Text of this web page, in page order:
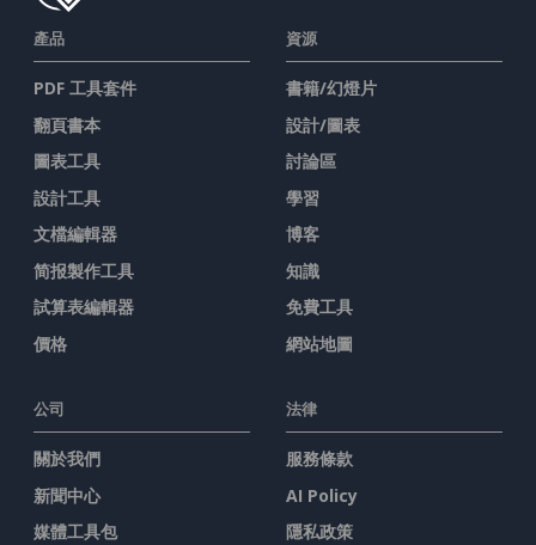
產品
PDF 工具套件
翻頁書本
圖表工具
設計工具
文檔編輯器
简报製作工具
試算表編輯器
價格
資源
書籍/幻燈片
設計/圖表
討論區
學習
博客
知識
免費工具
網站地圖
公司
關於我們
新聞中心
媒體工具包
法律
服務條款
AI Policy
隱私政策